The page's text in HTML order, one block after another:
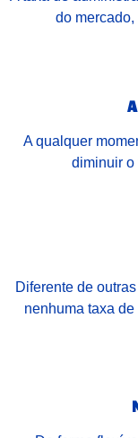
do
A qualquer
diminuir o
Diferente de
nenhuma taxa